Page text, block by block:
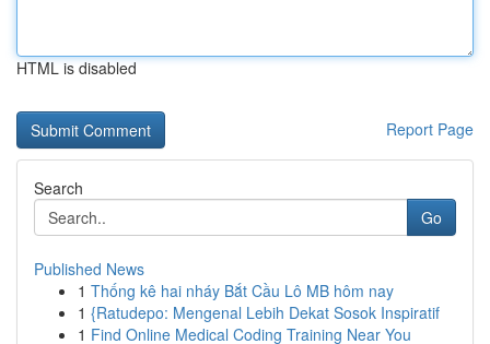
HTML is disabled
Report Page
Search
Go
Published News
1 Thống kê hai nháy Bắt Cầu Lô MB hôm nay
1 {Ratudepo: Mengenal Lebih Dekat Sosok Inspiratif
1 Find Online Medical Coding Training Near You